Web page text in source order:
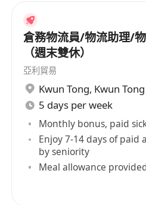
倉務物流員/物流助理/
（週末雙休）
亞利貿易
Kwun Tong, Kwun Tong
5 days per week
Monthly bonus, paid
Enjoy 7-14 days of paid
by seniority
Meal allowance